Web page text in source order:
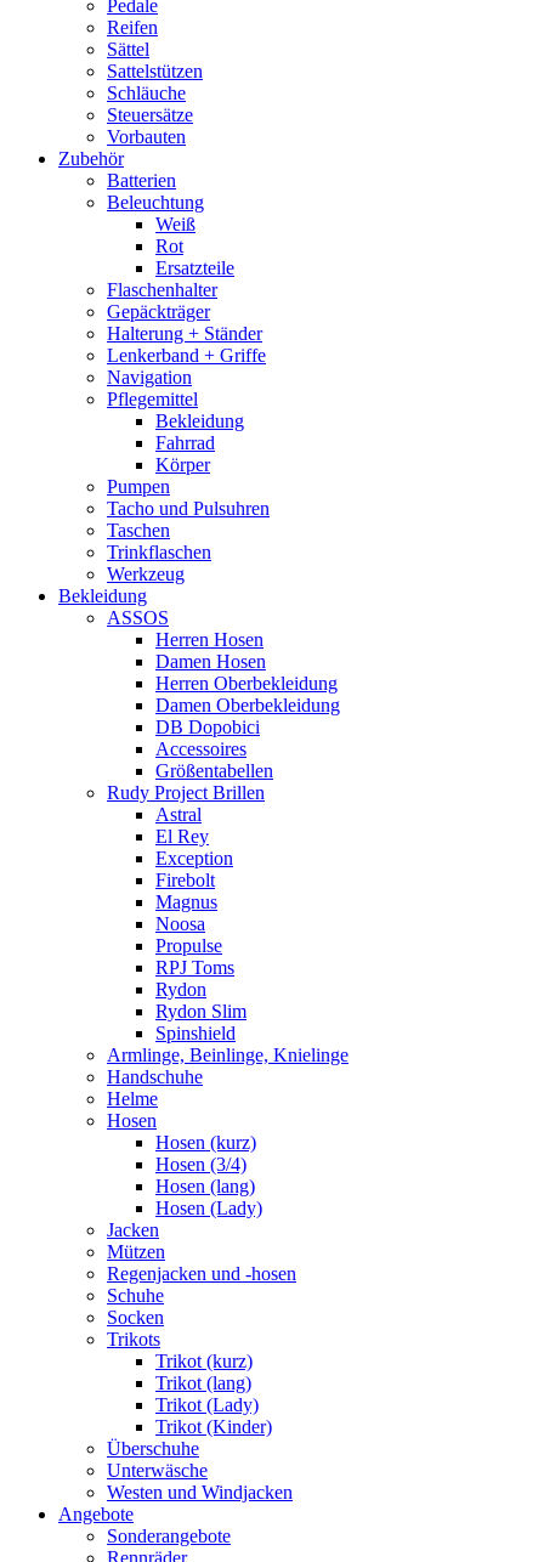
Pedale
Reifen
Sättel
Sattelstützen
Schläuche
Steuersätze
Vorbauten
Zubehör
Batterien
Beleuchtung
Weiß
Rot
Ersatzteile
Flaschenhalter
Gepäckträger
Halterung + Ständer
Lenkerband + Griffe
Navigation
Pflegemittel
Bekleidung
Fahrrad
Körper
Pumpen
Tacho und Pulsuhren
Taschen
Trinkflaschen
Werkzeug
Bekleidung
ASSOS
Herren Hosen
Damen Hosen
Herren Oberbekleidung
Damen Oberbekleidung
DB Dopobici
Accessoires
Größentabellen
Rudy Project Brillen
Astral
El Rey
Exception
Firebolt
Magnus
Noosa
Propulse
RPJ Toms
Rydon
Rydon Slim
Spinshield
Armlinge, Beinlinge, Knielinge
Handschuhe
Helme
Hosen
Hosen (kurz)
Hosen (3/4)
Hosen (lang)
Hosen (Lady)
Jacken
Mützen
Regenjacken und -hosen
Schuhe
Socken
Trikots
Trikot (kurz)
Trikot (lang)
Trikot (Lady)
Trikot (Kinder)
Überschuhe
Unterwäsche
Westen und Windjacken
Angebote
Sonderangebote
Rennräder